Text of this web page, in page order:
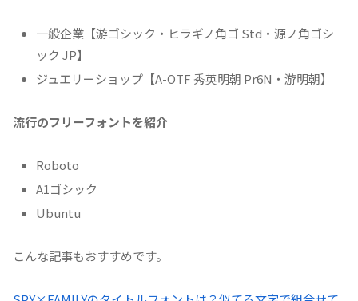
一般企業【游ゴシック・ヒラギノ角ゴ Std・源ノ角ゴシ
ック JP】
ジュエリーショップ【A-OTF 秀英明朝 Pr6N・游明朝】
流行のフリーフォントを紹介
Roboto
A1ゴシック
Ubuntu
こんな記事もおすすめです。